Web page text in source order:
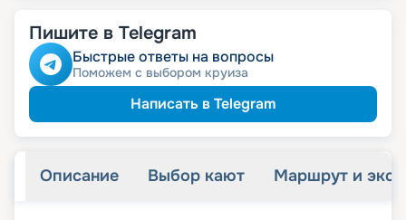
-10% от 13 410 ₽/ турист
Скидкапенсионерам
Скидка сотрудникам силовыхведомств
Скидкаветеранам
Скидка многодетнымсемьям
Пишите в Telegram
Быстрые ответы на вопросы
Поможем с выбором круиза
Написать в Telegram
Описание Выбор кают Маршрут и